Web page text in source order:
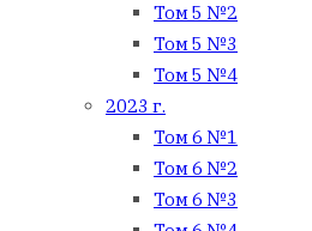
Том 5 №2
Том 5 №3
Том 5 №4
2023 г.
Том 6 №1
Том 6 №2
Том 6 №3